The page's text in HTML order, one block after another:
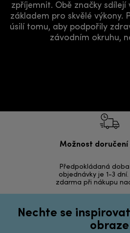
zpříjemnit. Obě značky sdílejí
základem pro skvělé výkony.
úsilí tomu, aby podpořily
závodním okruhu,
Možnost doručení
Předpokládaná
objednávky je 1-3
zdarma při nákupu
Nechte se
obraze